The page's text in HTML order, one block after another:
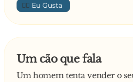
👍🏼
Um cão que fala
Um homem tenta vender o